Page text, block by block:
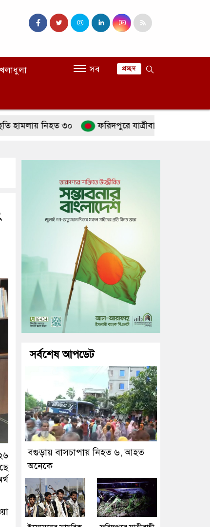
সব প্রচ্ছদ
নিহত ৩০ ফরিদপুরে যাত্রীবাহী বাস উল্টে খাদে
সর্বশেষ আপডেট
বগুড়ায় বাসচাপায় নিহত ৬, আহত
অনেকে